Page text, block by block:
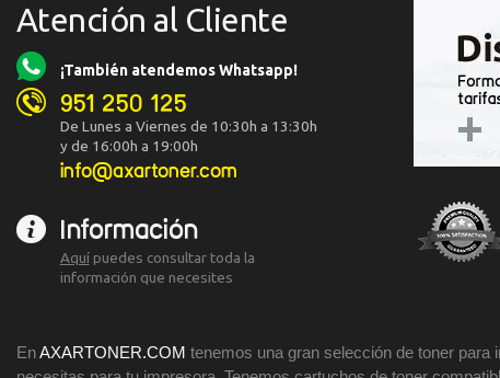
Atención al Cliente
¡También atendemos Whatsapp!
951 250 125
De Lunes a Viernes de 10:30h a 13:30h
y de 16:00h a 19:00h
info@axartoner.com
Información
Aquípuedes consultar toda la
información que necesites
EnAXARTONER.COM tenemos una gran selección de toner